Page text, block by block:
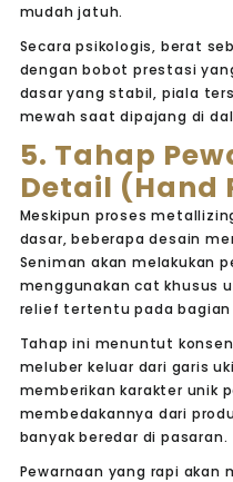
mudah jatuh.
Secara psikologis, berat
dengan bobot prestasi
dasar yang stabil, piala
mewah saat dipajang di
5. Tahap
Detail (Hand
Meskipun proses
dasar, beberapa desain
Seniman akan melakukan
menggunakan cat khusus
relief tertentu pada bagian
Tahap ini menuntut
meluber keluar dari garis
memberikan karakter unik
membedakannya dari
banyak beredar di pasaran.
Pewarnaan yang rapi akan